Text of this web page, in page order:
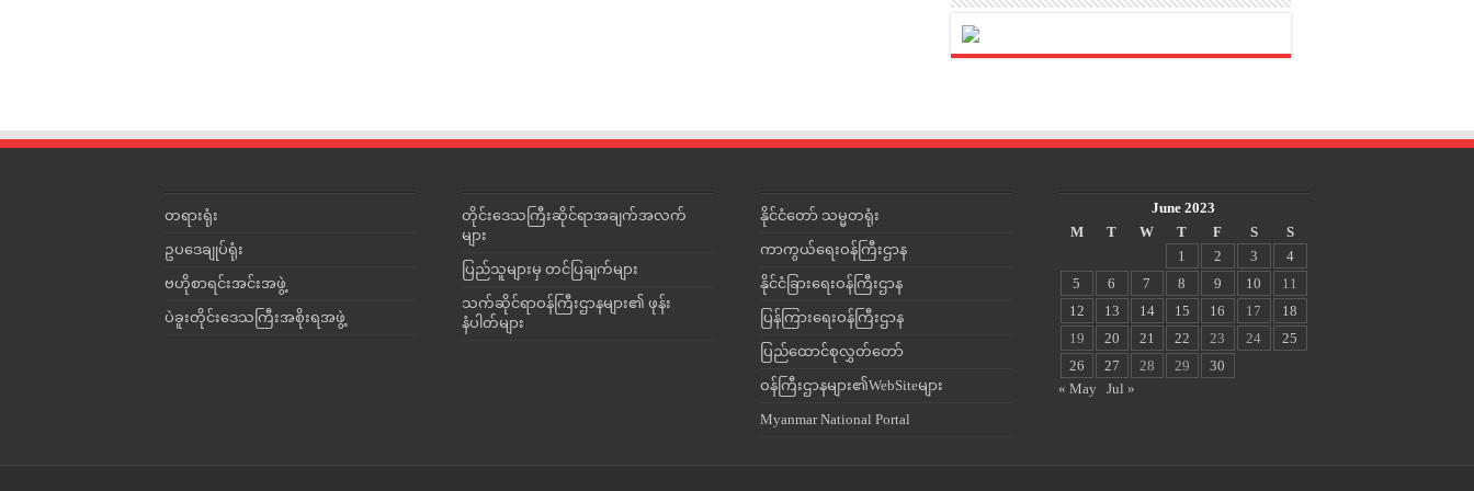
တရားရုံး
ဥပဒေချုပ်ရုံး
ဗဟိုစာရင်းအင်းအဖွဲ့
ပဲခူးတိုင်းဒေသကြီးအစိုးရအဖွဲ့
တိုင်းဒေသကြီးဆိုင်ရာအချက်အလက်
များ
ပြည်သူများမှ တင်ပြချက်များ
သက်ဆိုင်ရာဝန်ကြီးဌာနများ၏ ဖုန်း
နံပါတ်များ
နိုင်ငံတော် သမ္မတရုံး
ကာကွယ်ရေးဝန်ကြီးဌာန
နိုင်ငံခြားရေးဝန်ကြီးဌာန
ပြန်ကြားရေးဝန်ကြီးဌာန
ပြည်ထောင်စုလွှတ်တော်
ဝန်ကြီးဌာနများ၏WebSiteများ
Myanmar National Portal
June 2023
M
T W T F S
S
1
2 3
4
5
6 7 8 9 10
11
12
13 14 15 16 17
18
19
20 21 22 23 24
25
26
27 28 29
30
« May
Jul »